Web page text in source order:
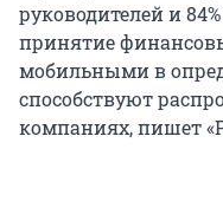
руководителей и
принятие
мобильными в
способствуют
компаниях, пишет